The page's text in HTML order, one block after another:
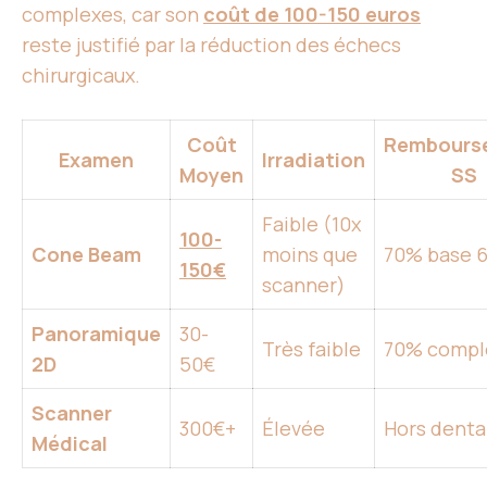
complexes, car son coût de 100-150 euros
reste justifié par la réduction des échecs
chirurgicaux.
Examen
Coût
Moyen
Irradiation
SS
Cone Beam
100-
150€
Faible (10x
moins que
scanner)
70% base
Panoramique
2D
30-
50€
Très faible 70%
Scanner
Médical
300€+ Élevée Hors